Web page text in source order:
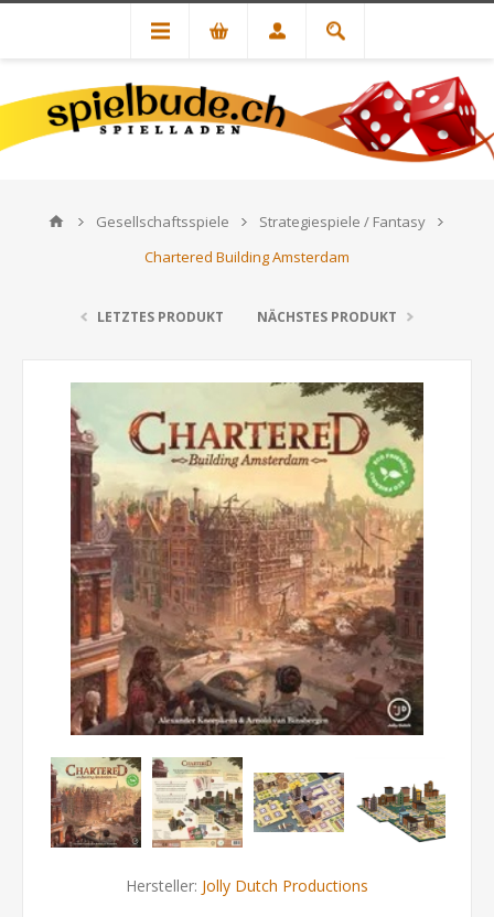
Gesellschaftsspiele
Strategiespiele / Fantasy
Chartered Building Amsterdam
LETZTES PRODUKT NÄCHSTES PRODUKT
Hersteller: Jolly Dutch Productions